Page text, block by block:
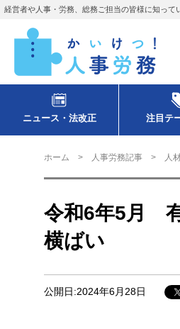
経営者や人事・労務、総務ご担当の皆様に知って
ニュース・法改正 注目テ
ホーム 人事労務記事 人
令和6年5月
横ばい
公開日:2024年6月28日